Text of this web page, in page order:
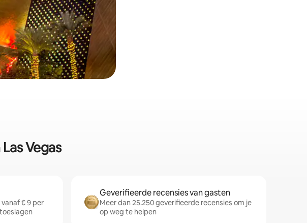
Vegas
€ 9 per
Geverifieerde recensies van gasten
Meer dan 25.250 geverifieerde recensies om je
op weg te helpen